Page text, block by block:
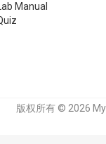
Manual
版权所有 © 2026